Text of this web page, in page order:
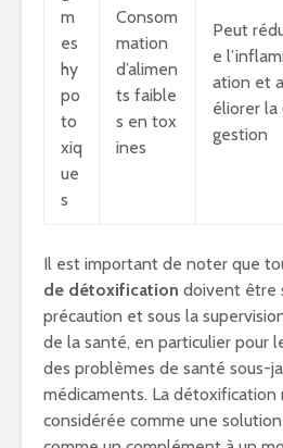
m
es
hy
po
to
xiq
ue
s
Consom
mation
d’alimen
ts faible
s en tox
ines
Peut
e
ation et
éliorer la
gestion
Il est important de noter que
de détoxification doivent être
précaution et sous la
de la santé, en particulier pour
des problèmes de santé sous-
médicaments. La
considérée comme une